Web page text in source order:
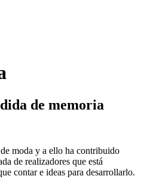
de memoria
moda y a ello ha contribuido
de realizadores que está
contar e ideas para desarrollarlo.